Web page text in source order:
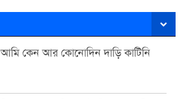
আমি কেন আর কোনোদিন দাড়ি কাটিনি